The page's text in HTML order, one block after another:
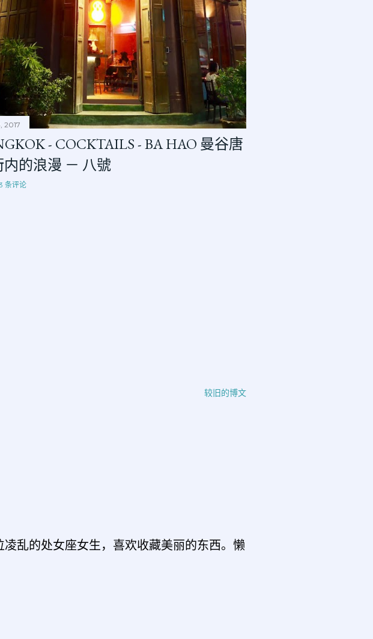
2017
- COCKTAILS - BA HAO 曼谷唐
内的浪漫 － 八號
条评论
较旧的博文
乱的处女座女生，喜欢收藏美丽的东西。懒